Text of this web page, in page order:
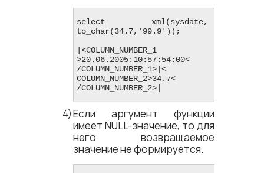
select xml(sysdate,
to_char(34.7,'99.9'));
|<​COLUMN_NUMBER_1​
>20.06.2005:10:57:54:00<​
/COLUMN_NUMBER_1​>|<​
COLUMN_NUMBER_2​>34.7<​
/COLUMN_NUMBER_2​>|
Если аргумент функции
имеет NULL-значение, то для
него возвращаемое
значение не формируется.